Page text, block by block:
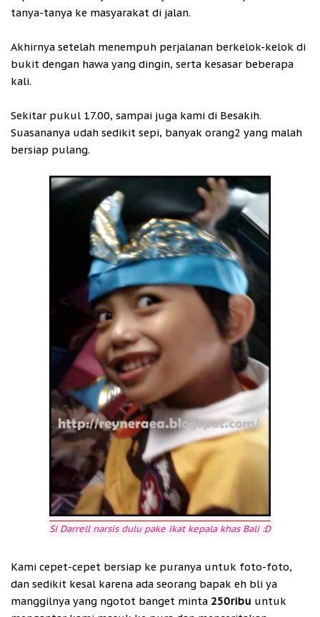
tanya-tanya ke masyarakat di jalan.
Akhirnya setelah menempuh perjalanan berkelok-kelok di
bukit dengan hawa yang dingin, serta kesasar beberapa
kali.
Sekitar pukul 17.00, sampai juga kami di Besakih.
Suasananya udah sedikit sepi, banyak orang2 yang malah
bersiap pulang.
Si Darrell narsis dulu pake ikat kepala khas Bali :D
Kami cepet-cepet bersiap ke puranya untuk foto-foto,
dan sedikit kesal karena ada seorang bapak eh bli ya
manggilnya yang ngotot banget minta 250ribu untuk